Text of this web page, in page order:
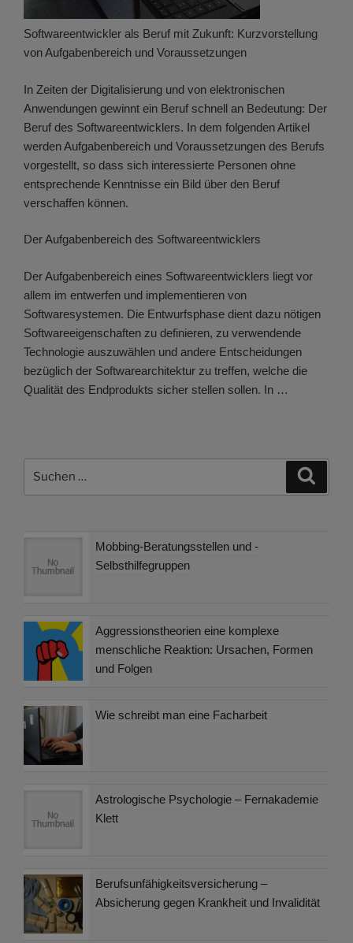
Softwareentwickler als Beruf mit Zukunft: Kurzvorstellung
von Aufgabenbereich und Voraussetzungen
In Zeiten der Digitalisierung und von elektronischen
Anwendungen gewinnt ein Beruf schnell an Bedeutung: Der
Beruf des Softwareentwicklers. In dem folgenden Artikel
werden Aufgabenbereich und Voraussetzungen des Berufs
vorgestellt, so dass sich interessierte Personen ohne
entsprechende Kenntnisse ein Bild über den Beruf
verschaffen können.
Der Aufgabenbereich des Softwareentwicklers
Der Aufgabenbereich eines Softwareentwicklers liegt vor
allem im entwerfen und implementieren von
Softwaresystemen. Die Entwurfsphase dient dazu nötigen
Softwareeigenschaften zu definieren, zu verwendende
Technologie auszuwählen und andere Entscheidungen
bezüglich der Softwarearchitektur zu treffen, welche die
Qualität des Endprodukts sicher stellen sollen. In …
Mobbing-Beratungsstellen und -
Selbsthilfegruppen
Aggressionstheorien eine komplexe
menschliche Reaktion: Ursachen, Formen
und Folgen
Wie schreibt man eine Facharbeit
Astrologische Psychologie – Fernakademie
Klett
Berufsunfähigkeitsversicherung –
Absicherung gegen Krankheit und Invalidität